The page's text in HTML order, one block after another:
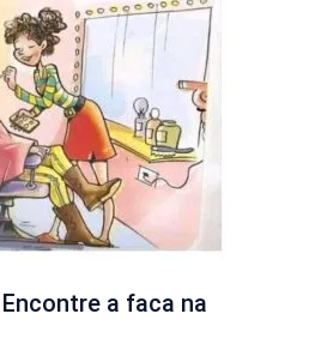
a faca na